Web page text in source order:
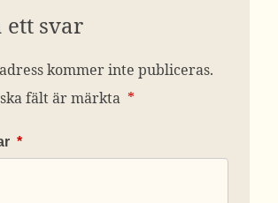
ett svar
kommer inte publiceras.
fält är märkta *
*